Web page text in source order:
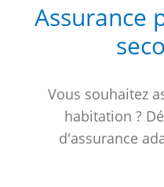
Assurance
Vous souhaitez
habitation ?
d'assurance